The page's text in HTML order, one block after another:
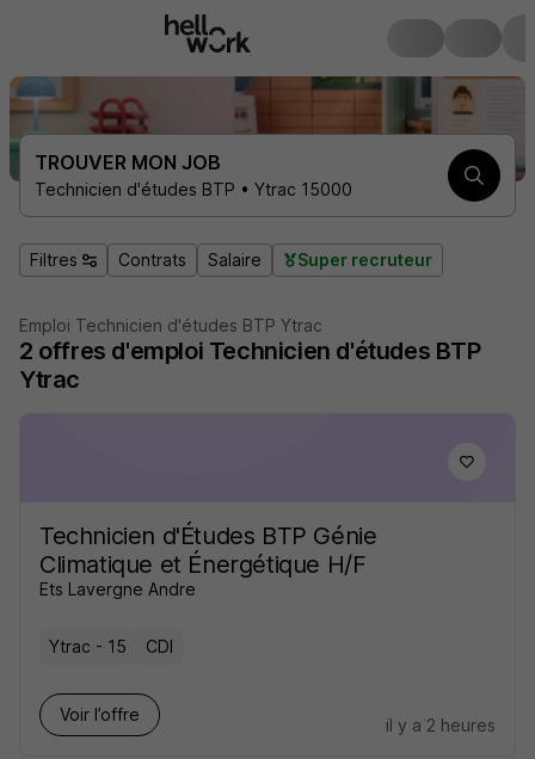
TROUVER MON JOB
Technicien d'études BTP • Ytrac 15000
Filtres Contrats Salaire Super recruteur
Emploi Technicien d'études BTP Ytrac
2 offres d'emploi Technicien d'études BTP
Ytrac
Technicien d'Études BTP Génie
Climatique et Énergétique H/F
Ets Lavergne Andre
Ytrac - 15 CDI
Voir l’offre
il y a 2 heures